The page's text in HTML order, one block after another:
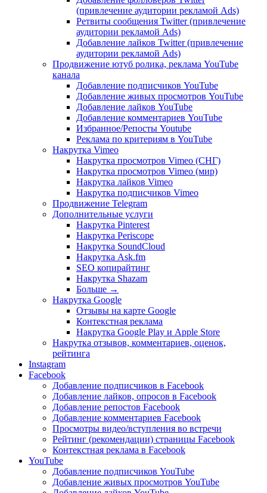
(привлечение аудитории рекламой Ads)
Ретвиты сообщения Twitter (привлечение
аудитории рекламой Ads)
Добавление лайков Twitter (привлечение
аудитории рекламой Ads)
Продвижение ютуб ролика, реклама YouTube
канала
Добавление подписчиков YouTube
Добавление живых просмотров YouTube
Добавление лайков YouTube
Добавление комментариев YouTube
Избранное/Репосты Youtube
Реклама по критериям в YouTube
Накрутка Vimeo
Накрутка просмотров Vimeo (СНГ)
Накрутка просмотров Vimeo (мир)
Накрутка лайков Vimeo
Накрутка подписчиков Vimeo
Продвижение Telegram
Дополнительные услуги
Накрутка Pinterest
Накрутка Periscope
Накрутка SoundCloud
Накрутка Ask.fm
SEO копирайтинг
Накрутка Shazam
Больше →
Накрутка Google
Отзывы на карте Google
Контекстная реклама
Накрутка Google Play и Apple Store
Накрутка отзывов, комментариев, оценок,
рейтинга
Instagram
Facebook
Добавление подписчиков в Facebook
Добавление лайков, опросов в Facebook
Добавление репостов Facebook
Добавление комментариев Facebook
Просмотры видео/вступления во встречи
Рейтинг (рекомендации) страницы Facebook
Контекстная реклама в Facebook
YouTube
Добавление подписчиков YouTube
Добавление живых просмотров YouTube